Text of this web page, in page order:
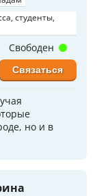
студенты,
но и в
Свободен
Связаться